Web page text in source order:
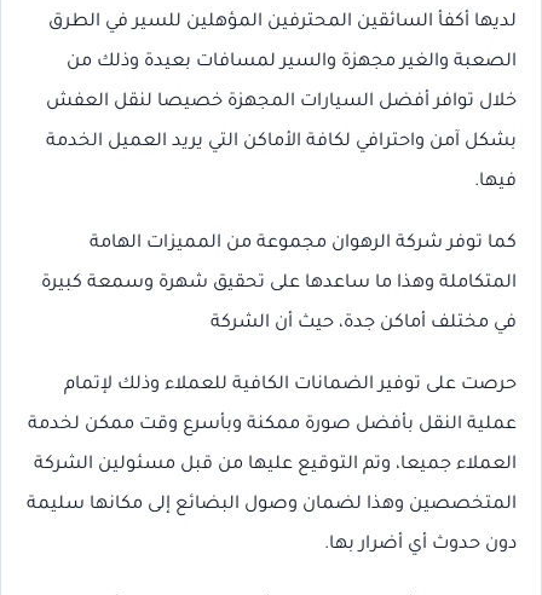
لديها أكفأ السائقين المحترفين المؤهلين للسير في الطرق
الصعبة والغير مجهزة والسير لمسافات بعيدة وذلك من
خلال توافر أفضل السيارات المجهزة خصيصا لنقل العفش
بشكل آمن واحترافي لكافة الأماكن التي يريد العميل الخدمة
فيها.
كما توفر شركة الرهوان مجموعة من المميزات الهامة
المتكاملة وهذا ما ساعدها على تحقيق شهرة وسمعة كبيرة
في مختلف أماكن جدة، حيث أن الشركة
حرصت على توفير الضمانات الكافية للعملاء وذلك لإتمام
عملية النقل بأفضل صورة ممكنة وبأسرع وقت ممكن لخدمة
العملاء جميعا، وتم التوقيع عليها من قبل مسئولين الشركة
المتخصصين وهذا لضمان وصول البضائع إلى مكانها سليمة
دون حدوث أي أضرار بها.